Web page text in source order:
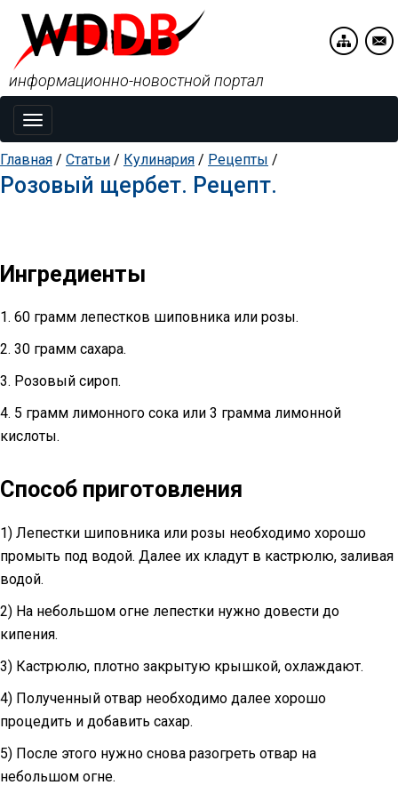
Toggle
navigation
информационно-новостной портал
Главная / Статьи / Кулинария / Рецепты /
Розовый щербет. Рецепт.
Ингредиенты
1. 60 грамм лепестков шиповника или розы.
2. 30 грамм сахара.
3. Розовый сироп.
4. 5 грамм лимонного сока или 3 грамма лимонной
кислоты.
Способ приготовления
1) Лепестки шиповника или розы необходимо хорошо
промыть под водой. Далее их кладут в кастрюлю, заливая
водой.
2) На небольшом огне лепестки нужно довести до
кипения.
3) Кастрюлю, плотно закрытую крышкой, охлаждают.
4) Полученный отвар необходимо далее хорошо
процедить и добавить сахар.
5) После этого нужно снова разогреть отвар на
небольшом огне.